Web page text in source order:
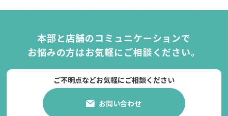
本部と店舗のコミュニケーションで
お悩みの方はお気軽にご相談ください。
ご不明点などお気軽にご相談ください
お問い合わせ